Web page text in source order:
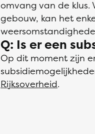
omvang van de klus.
gebouw, kan het
Q: Is er een
Op dit moment zijn
Rijksoverheid.